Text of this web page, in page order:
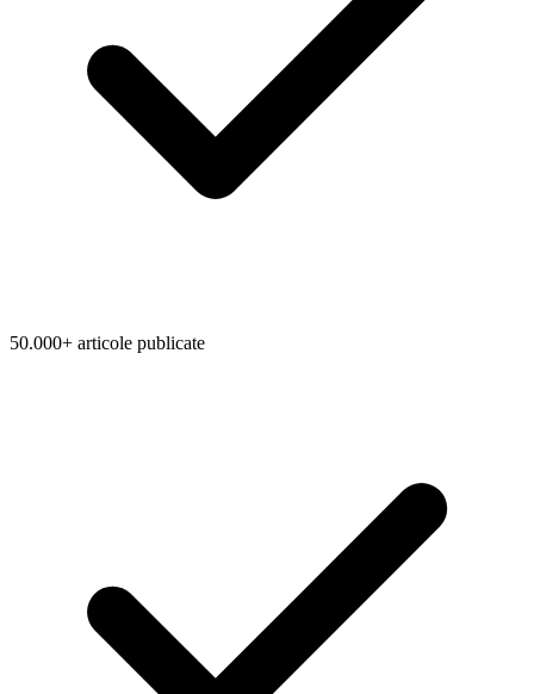
50.000+ articole publicate